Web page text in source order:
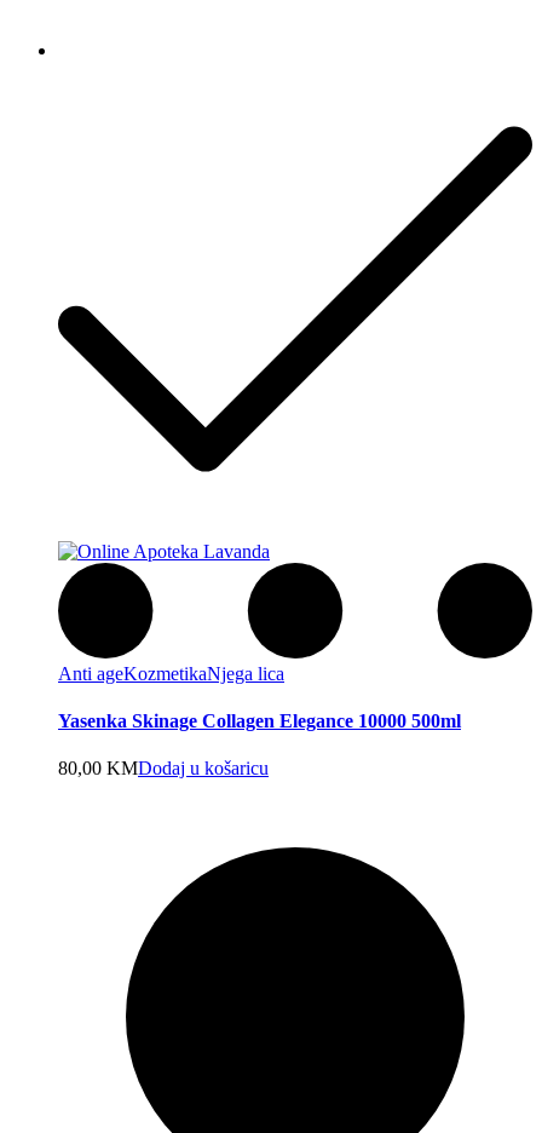
Anti ageKozmetikaNjega lica
Yasenka Skinage Collagen Elegance 10000 500ml
80,00 KMDodaj u košaricu